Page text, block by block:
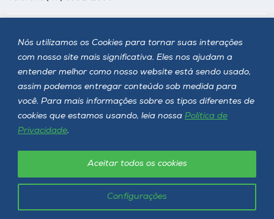
Nós utilizamos os Cookies para tornar suas interações
com nosso site mais significativa. Eles nos ajudam a
entender melhor como nosso website está sendo usado,
assim podemos entregar conteúdo sob medida para
você. Para mais informações sobre os tipos diferentes de
cookies que estamos usando, leia nossa Política de
Privacidade.
Configurações
Aceitar todos os cookies
Siga a Unoesc
Unoesc © 2026 - Todos os direitos reservados
Política de privacidade LGPD